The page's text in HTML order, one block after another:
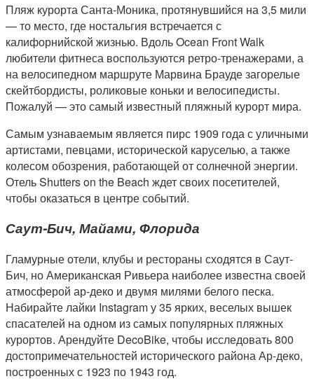
Пляж курорта Санта-Моника, протянувшийся на 3,5 мили
— то место, где ностальгия встречается с
калифорнийской жизнью. Вдоль Ocean Front Walk
любители фитнеса воспользуются ретро-тренажерами, а
на велосипедном маршруте Марвина Брауде загорелые
скейтбордисты, роликовые коньки и велосипедисты.
Пожалуй — это самый известный пляжный курорт мира.
Самым узнаваемым является пирс 1909 года с уличными
артистами, певцами, исторической каруселью, а также
колесом обозрения, работающей от солнечной энергии.
Отель Shutters on the Beach ждет своих посетителей,
чтобы оказаться в центре событий.
Саут-Бич, Майами, Флорида
Гламурные отели, клубы и рестораны сходятся в Саут-
Бич, но Американская Ривьера наиболее известна своей
атмосферой ар-деко и двумя милями белого песка.
Набирайте лайки Instagram у 35 ярких, веселых вышек
спасателей на одном из самых популярных пляжных
курортов. Арендуйте DecoBike, чтобы исследовать 800
достопримечательностей исторического района Ар-деко,
построенных с 1923 по 1943 год.